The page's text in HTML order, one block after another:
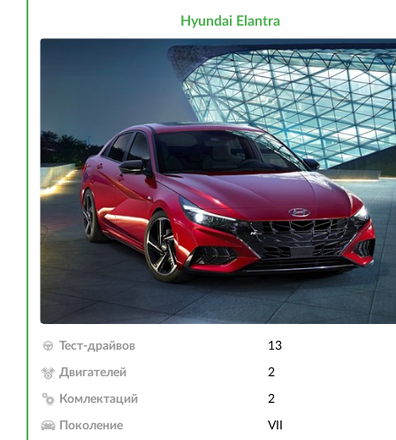
Hyundai Elantra
Тест-драйвов 13
Двигателей 2
Комлектаций 2
Поколение VII